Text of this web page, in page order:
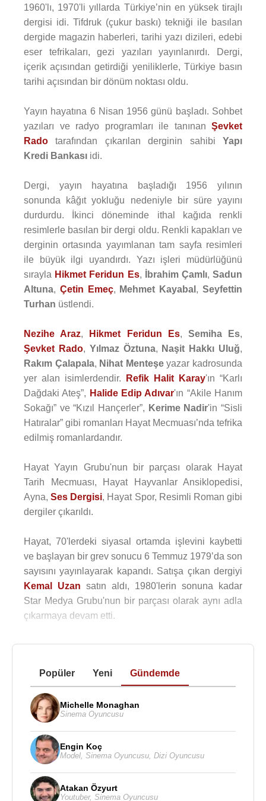
1960'lı, 1970'li yıllarda Türkiye’nin en yüksek tirajlı
dergisi idi. Tifdruk (çukur baskı) tekniği ile basılan
dergide magazin haberleri, tarihi yazı dizileri, edebi
eser tefrikaları, gezi yazıları yayınlanırdı. Dergi,
içerik açısından getirdiği yeniliklerle, Türkiye basın
tarihi açısından bir dönüm noktası oldu.
Yayın hayatına 6 Nisan 1956 günü başladı. Sohbet
yazıları ve radyo programları ile tanınan Şevket
Rado tarafından çıkarılan derginin sahibi Yapı
Kredi Bankası idi.
Dergi, yayın hayatına başladığı 1956 yılının
sonunda kâğıt yokluğu nedeniyle bir süre yayını
durdurdu. İkinci döneminde ithal kağıda renkli
resimlerle basılan bir dergi oldu. Renkli kapakları ve
derginin ortasında yayımlanan tam sayfa resimleri
ile büyük ilgi uyandırdı. Yazı işleri müdürlüğünü
sırayla Hikmet Feridun Es, İbrahim Çamlı,Sadun
Altuna, Çetin Emeç, Mehmet Kayabal ,Seyfettin
Turhan üstlendi.
Nezihe Araz, Hikmet Feridun Es, Semiha Es,
Şevket Rado, Yılmaz Öztuna, Naşit Hakkı Uluğ,
Rakım Çalapala, Nihat Menteşeyazar kadrosunda
yer alan isimlerdendir.
Refik Halit Karay'ın “Karlı
Dağdaki Ateş”, Halide Edip Adıvar'ın “Akile Hanım
Sokağı” ve “Kızıl Hançerler”, Kerime Nadir'in “Sisli
Hatıralar” gibi romanları Hayat Mecmuası’nda tefrika
edilmiş romanlardandır.
Hayat Yayın Grubu'nun bir parçası olarak Hayat
Tarih Mecmuası, Hayat Hayvanlar Ansiklopedisi,
Ayna,Ses Dergisi, Hayat Spor, Resimli Roman gibi
dergiler çıkarıldı.
Hayat, 70'lerdeki siyasal ortamda işlevini kaybetti
ve başlayan bir grev sonucu 6 Temmuz 1979’da son
sayısını yayınlayarak kapandı. Satışa çıkan dergiyi
Kemal Uzan satın aldı, 1980'lerin sonuna kadar
Star Medya Grubu'nun bir parçası olarak aynı adla
çıkarmaya devam etti.
Popüler Yeni Gündemde
Michelle Monaghan
Sinema Oyuncusu
Engin Koç
Model Sinema Oyuncusu Dizi Oyuncusu
Atakan Özyurt
Youtuber, Sinema Oyuncusu